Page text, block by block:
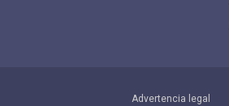
Advertencia legal